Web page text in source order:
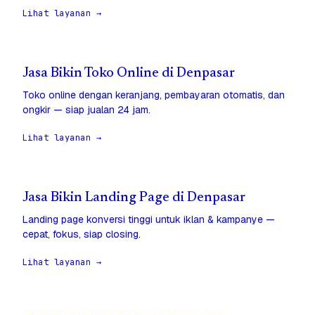
Lihat layanan →
Jasa Bikin Toko Online di Denpasar
Toko online dengan keranjang, pembayaran otomatis, dan
ongkir — siap jualan 24 jam.
Lihat layanan →
Jasa Bikin Landing Page di Denpasar
Landing page konversi tinggi untuk iklan & kampanye —
cepat, fokus, siap closing.
Lihat layanan →